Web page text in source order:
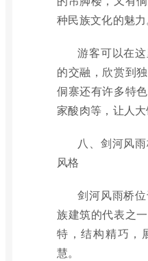
种民族文化的魅力
游客可以在
的交融，欣赏到
侗寨还有许多特
家酸肉等，让人大
八、剑河风
风格
剑河风雨桥
族建筑的代表之
特，结构精巧，
慧。